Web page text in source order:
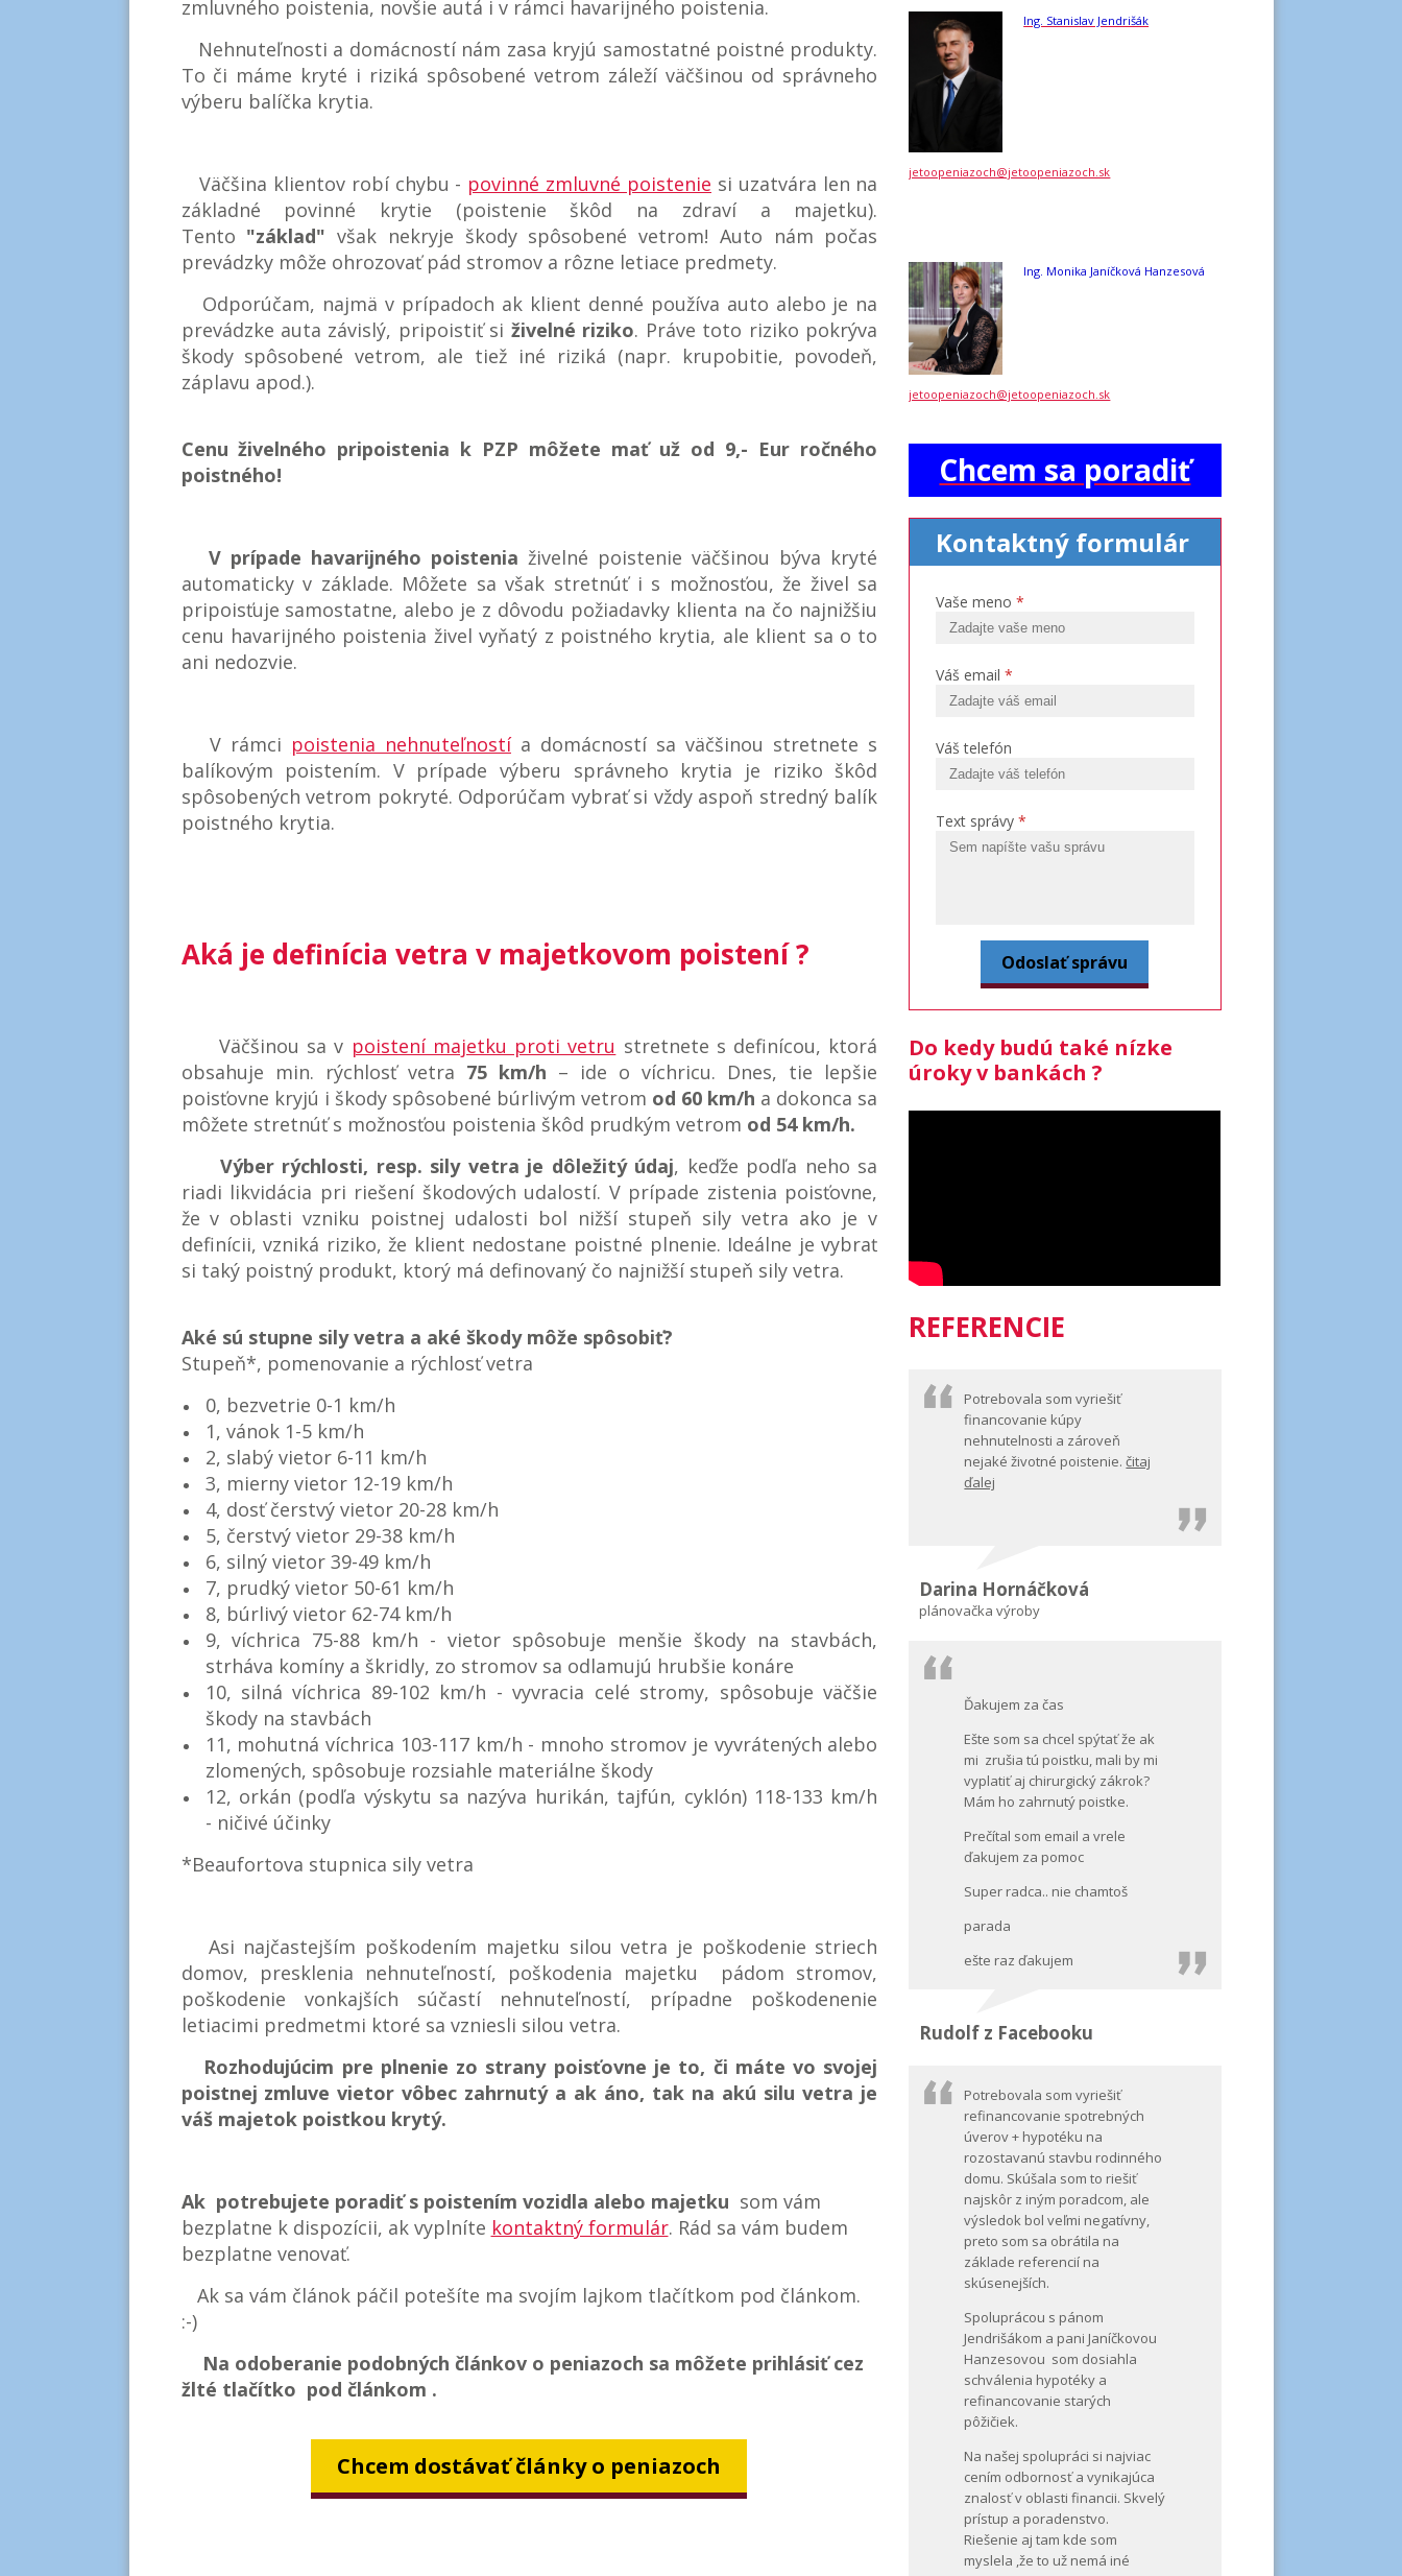
zmluvného poistenia, novšie autá i v rámci havarijného poistenia.
Nehnuteľnosti a domácností nám zasa kryjú samostatné poistné produkty.
To či máme kryté i riziká spôsobené vetrom záleží väčšinou od správneho
výberu balíčka krytia.
Väčšina klientov robí chybu - povinné zmluvné poistenie si uzatvára len na
základné povinné krytie (poistenie škôd na zdraví a majetku).
Tento "základ"však nekryje škody spôsobené vetrom! Auto nám počas
prevádzky môže ohrozovať pád stromov a rôzne letiace predmety.
Odporúčam, najmä v prípadoch ak klient denné používa auto alebo je na
prevádzke auta závislý, pripoistiť si živelné riziko. Práve toto riziko pokrýva
škody spôsobené vetrom, ale tiež iné riziká (napr. krupobitie, povodeň,
záplavu apod.).
Cenu živelného pripoistenia k PZP môžete mať už od 9,- Eur ročného
poistného!
V prípade havarijného poistenia živelné poistenie väčšinou býva kryté
automaticky v základe. Môžete sa však stretnúť i s možnosťou, že živel sa
pripoisťuje samostatne, alebo je z dôvodu požiadavky klienta na čo najnižšiu
cenu havarijného poistenia živel vyňatý z poistného krytia, ale klient sa o to
ani nedozvie.
V rámci poistenia nehnuteľnostía domácností sa väčšinou stretnete s
balíkovým poistením. V prípade výberu správneho krytia je riziko škôd
spôsobených vetrom pokryté. Odporúčam vybrať si vždy aspoň stredný balík
poistného krytia.
Aká je definícia vetra v majetkovom poistení ?
Väčšinou sa v poistení majetku proti vetru stretnete s definícou, ktorá
obsahuje min. rýchlosť vetra 75 km/h – ide o víchricu. Dnes, tie lepšie
poisťovne kryjú i škody spôsobené búrlivým vetrom od 60 km/h a dokonca sa
môžete stretnúť s možnosťou poistenia škôd prudkým vetrom od 54 km/h.
Výber rýchlosti, resp. sily vetra je dôležitý údaj, keďže podľa neho sa
riadi likvidácia pri riešení škodových udalostí. V prípade zistenia poisťovne,
že v oblasti vzniku poistnej udalosti bol nižší stupeň sily vetra ako je v
definícii, vzniká riziko, že klient nedostane poistné plnenie. Ideálne je vybrať
si taký poistný produkt, ktorý má definovaný čo najnižší stupeň sily vetra.
Aké sú stupne sily vetra a aké škody môže spôsobiť?
Stupeň*, pomenovanie a rýchlosť vetra
0, bezvetrie 0-1 km/h
1, vánok 1-5 km/h
2, slabý vietor 6-11 km/h
3, mierny vietor 12-19 km/h
4, dosť čerstvý vietor 20-28 km/h
5, čerstvý vietor 29-38 km/h
6, silný vietor 39-49 km/h
7, prudký vietor 50-61 km/h
8, búrlivý vietor 62-74 km/h
9, víchrica 75-88 km/h - vietor spôsobuje menšie škody na stavbách,
strháva komíny a škridly, zo stromov sa odlamujú hrubšie konáre
10, silná víchrica 89-102 km/h - vyvracia celé stromy, spôsobuje väčšie
škody na stavbách
11, mohutná víchrica 103-117 km/h - mnoho stromov je vyvrátených alebo
zlomených, spôsobuje rozsiahle materiálne škody
12, orkán (podľa výskytu sa nazýva hurikán, tajfún, cyklón) 118-133 km/h
- ničivé účinky
*Beaufortova stupnica sily vetra
Asi najčastejším poškodením majetku silou vetra je poškodenie striech
domov, presklenia nehnuteľností, poškodenia majetku pádom stromov,
poškodenie vonkajších súčastí nehnuteľností, prípadne poškodenenie
letiacimi predmetmi ktoré sa vzniesli silou vetra.
Rozhodujúcim pre plnenie zo strany poisťovne je to, či máte vo svojej
poistnej zmluve vietor vôbec zahrnutý a ak áno, tak na akú silu vetra je
váš majetok poistkou krytý.
Ak potrebujete poradiť s poistením vozidla alebo majetku som vám
bezplatne k dispozícii, ak vyplníte kontaktný formulár. Rád sa vám budem
bezplatne venovať.
Ak sa vám článok páčil potešíte ma svojím lajkom tlačítkom pod článkom.
:-)
Na odoberanie podobných článkov o peniazoch sa môžete prihlásiť cez
žlté tlačítko pod článkom .
Chcem dostávať články o peniazoch
Ing. Stanislav Jendrišák
jetoopeniazoch@jetoopeniazoch.sk
Ing. Monika Janíčková Hanzesová
jetoopeniazoch@jetoopeniazoch.sk
Chcem sa poradiť
Kontaktný formulár
Vaše meno*
Váš email*
Váš telefón
Text správy*
Do kedy budú také nízke
úroky v bankách ?
REFERENCIE
Potrebovala som vyriešiť
financovanie kúpy
nehnutelnosti a zároveň
nejaké životné poistenie.čitaj
ďalej
Darina Hornáčková
plánovačka výroby
Ďakujem za čas
Ešte som sa chcel spýtať že ak
mi zrušia tú poistku, mali by mi
vyplatiť aj chirurgický zákrok?
Mám ho zahrnutý poistke.
Prečítal som email a vrele
ďakujem za pomoc
Super radca.. nie chamtoš
parada
ešte raz ďakujem
Rudolf z Facebooku
Potrebovala som vyriešiť
refinancovanie spotrebných
úverov + hypotéku na
rozostavanú stavbu rodinného
domu. Skúšala som to riešiť
najskôr z iným poradcom, ale
výsledok bol veľmi negatívny,
preto som sa obrátila na
základe referencií na
skúsenejších.
Spoluprácou s pánom
Jendrišákom a pani Janíčkovou
Hanzesovou som dosiahla
schválenia hypotéky a
refinancovanie starých
pôžičiek.
Na našej spolupráci si najviac
cením odbornosť a vynikajúca
znalosť v oblasti financii. Skvelý
prístup a poradenstvo.
Riešenie aj tam kde som
myslela ,že to už nemá iné